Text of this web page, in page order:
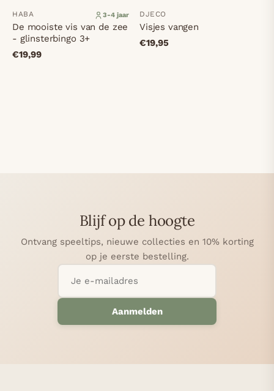
HABA 3-4 jaar
De mooiste vis van de zee
- glinsterbingo 3+
€19,99
DJECO
Visjes vangen
€19,95
Blijf op de hoogte
Ontvang speeltips, nieuwe collecties en 10% korting
op je eerste bestelling.
Aanmelden